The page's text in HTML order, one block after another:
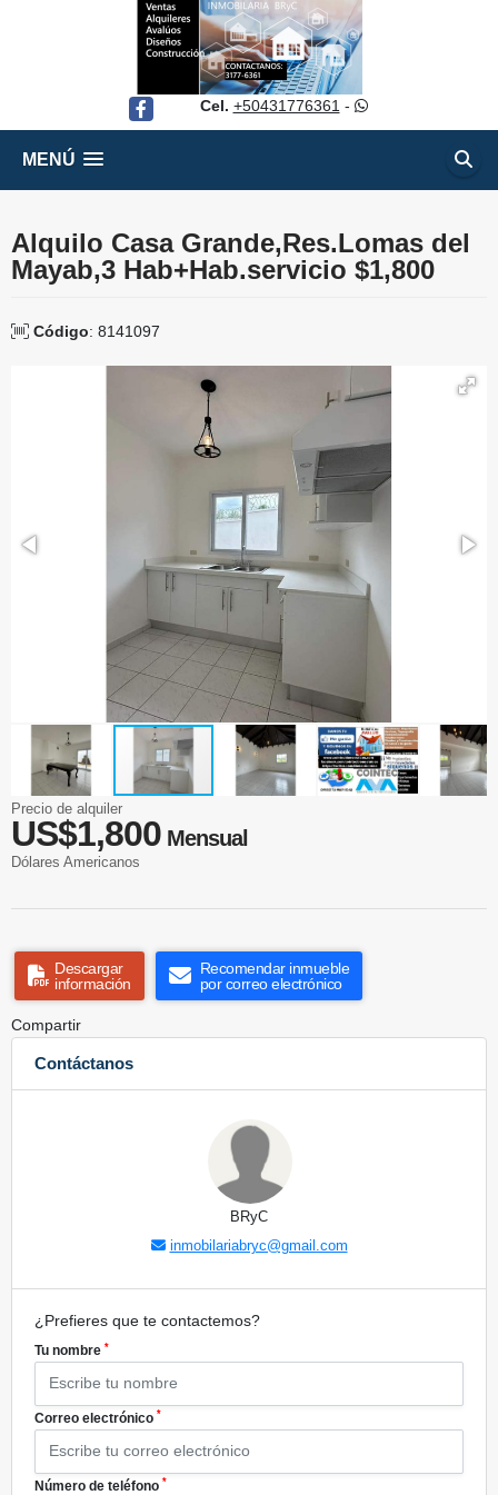
Facebook Cel. +50431776361 -
MENÚ
Alquilo Casa Grande,Res.Lomas del
Mayab,3 Hab+Hab.servicio $1,800
Código: 8141097
Precio de alquiler
US$1,800 Mensual
Dólares Americanos
Descargar
información
Recomendar inmueble
por correo electrónico
Compartir
Contáctanos
BRyC
inmobilariabryc@gmail.com
¿Prefieres que te contactemos?
Tu nombre *
Correo electrónico *
Número de teléfono *